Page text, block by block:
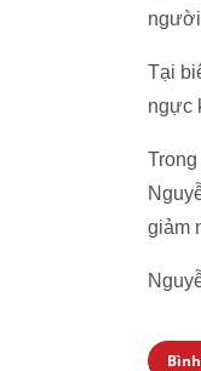
người
Tại
ngực
giảm